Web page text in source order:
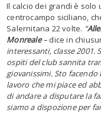
Il calcio dei grandi è solo
centrocampo siciliano,
Salernitana 22 volte. “
Monreale– dice in
interessanti, classe 2001.
ospiti del club sannita
giovanissimi. Sto
lavoro che mi piace ed
di andare a disputare la
siamo a dispozione per